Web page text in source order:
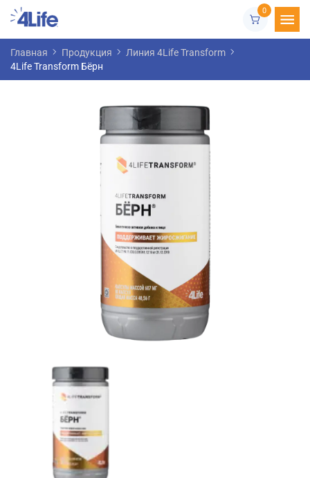
0
Главная Продукция
Линия 4Life Transform
4Life Transform Бёрн